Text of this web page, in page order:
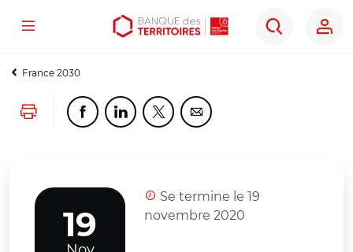
Aller
contenu
Aller
menu
Ouvrir
outils
Menu
Rechercher
France 2030
Lancer l'impressionPartager cette page sur Facebook
Partager cette page sur Linkedin
Partager cette page sur Twitter
Partager cette page sur
19
Se termine le 19
novembre 2020